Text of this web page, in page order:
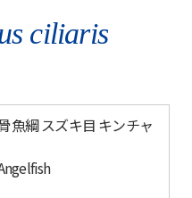
ciliaris
魚綱 スズキ目 キンチャ